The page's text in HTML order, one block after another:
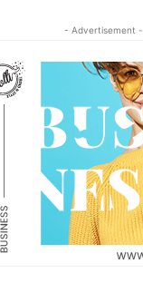
- Advertisement -